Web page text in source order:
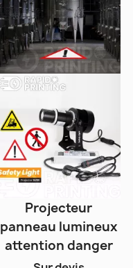
Projecteur
panneau lumineux
attention danger